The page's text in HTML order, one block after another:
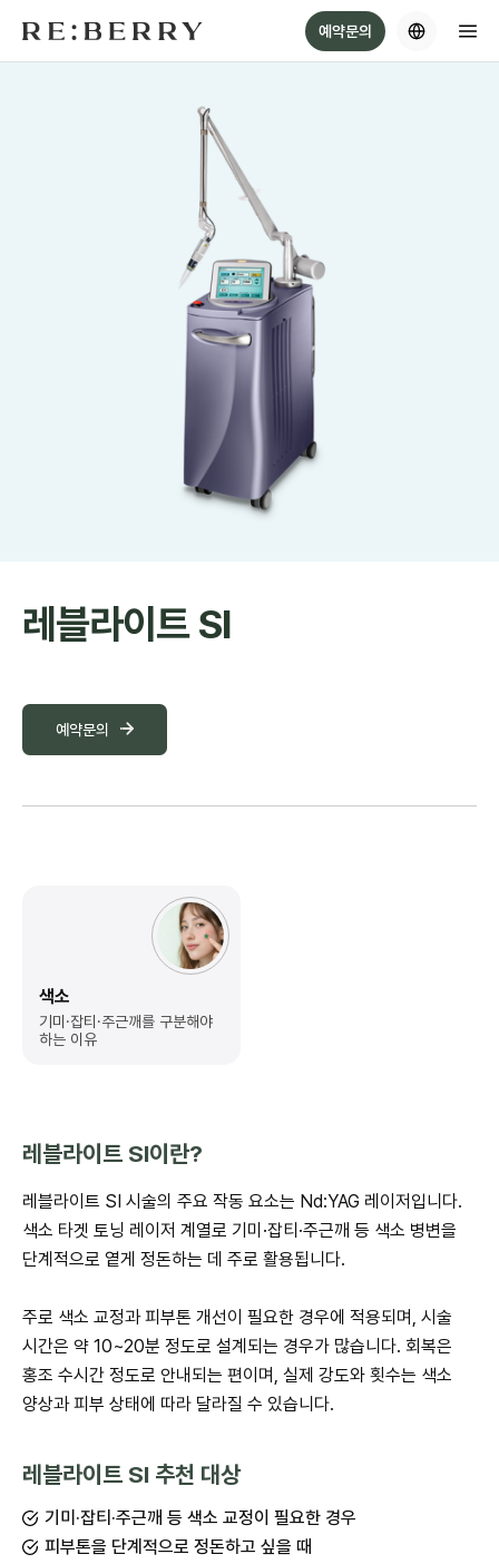
예약문의
레블라이트 SI
예약문의
색소
기미·잡티·주근깨를 구분해야
하는 이유
레블라이트 SI이란?
레블라이트 SI 시술의 주요 작동 요소는 Nd:YAG 레이저입니다.
색소 타겟 토닝 레이저 계열로 기미·잡티·주근깨 등 색소 병변을
단계적으로 옅게 정돈하는 데 주로 활용됩니다.
주로 색소 교정과 피부톤 개선이 필요한 경우에 적용되며, 시술
시간은 약 10~20분 정도로 설계되는 경우가 많습니다. 회복은
홍조 수시간 정도로 안내되는 편이며, 실제 강도와 횟수는 색소
양상과 피부 상태에 따라 달라질 수 있습니다.
레블라이트 SI 추천 대상
기미·잡티·주근깨 등 색소 교정이 필요한 경우
피부톤을 단계적으로 정돈하고 싶을 때